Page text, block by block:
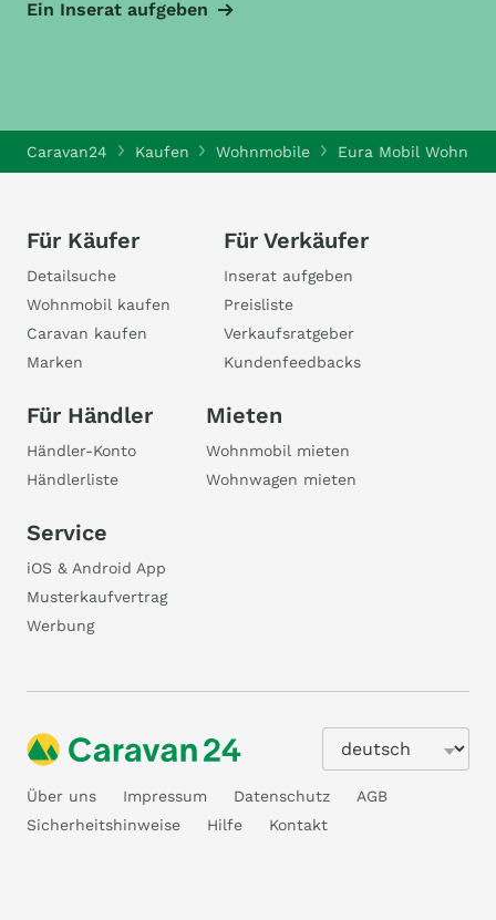
Ein Inserat aufgeben
Caravan24 Kaufen Wohnmobile Eura Mobil
Für Käufer
Detailsuche
Wohnmobil kaufen
Caravan kaufen
Marken
Für Verkäufer
Inserat aufgeben
Preisliste
Verkaufsratgeber
Kundenfeedbacks
Für Händler
Händler-Konto
Händlerliste
Mieten
Wohnmobil mieten
Wohnwagen mieten
Service
iOS & Android App
Musterkaufvertrag
Werbung
Über uns Impressum Datenschutz
AGB
Sicherheitshinweise
Hilfe Kontakt